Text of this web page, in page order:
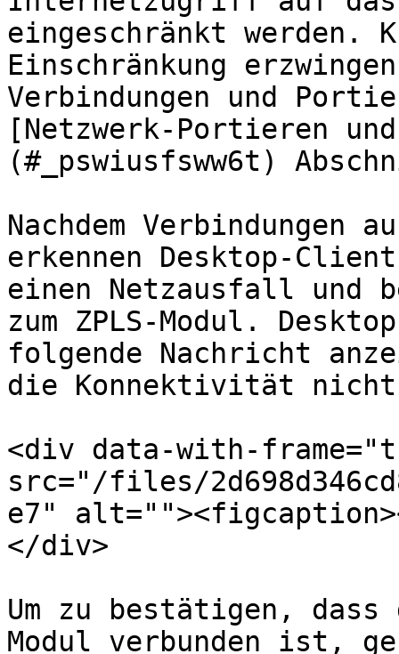
eingeschränkt werden.
Einschränkung
Verbindungen und
[Netzwerk-Portieren
(#_pswiusfsww6t)
Nachdem Verbindungen
erkennen Desktop-
einen Netzausfall und
zum ZPLS-Modul.
folgende Nachricht
die Konnektivität
<div data-with-
src="/files/
e7"
</div>
Um zu bestätigen,
Modul verbunden ist,